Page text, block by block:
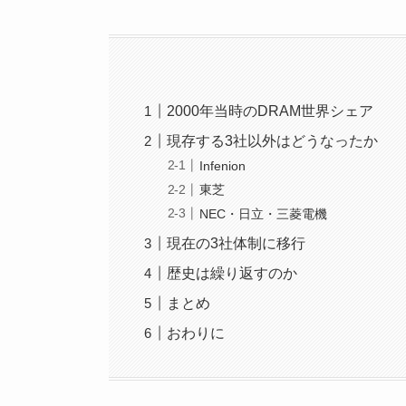
2000年当時のDRAM世界シェア
現存する3社以外はどうなったか
Infenion
東芝
NEC・日立・三菱電機
現在の3社体制に移行
歴史は繰り返すのか
まとめ
おわりに